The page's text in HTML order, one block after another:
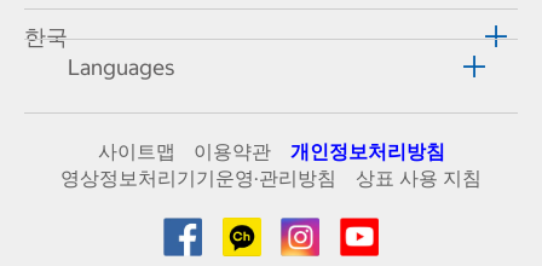
한국
Languages
사이트맵 이용약관
개인정보처리방침
영상정보처리기기운영·관리방침
상표 사용 지침